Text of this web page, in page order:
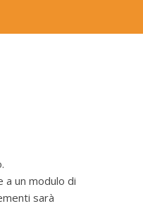
a un modulo di
sarà